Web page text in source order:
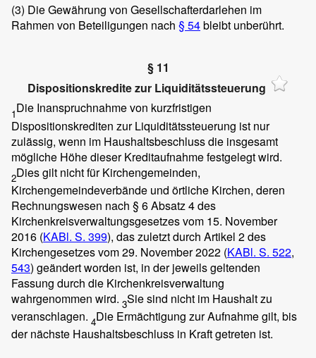
(3) Die Gewährung von Gesellschafterdarlehen im
Rahmen von Beteiligungen nach § 54bleibt unberührt.
§ 11
Dispositionskredite zur Liquiditätssteuerung
1Die Inanspruchnahme von kurzfristigen
Dispositionskrediten zur Liquiditätssteuerung ist nur
zulässig, wenn im Haushaltsbeschluss die insgesamt
mögliche Höhe dieser Kreditaufnahme festgelegt wird.
2Dies gilt nicht für Kirchengemeinden,
Kirchengemeindeverbände und örtliche Kirchen, deren
Rechnungswesen nach § 6 Absatz 4 des
Kirchenkreisverwaltungsgesetzes vom 15. November
2016 (KABl. S. 399), das zuletzt durch Artikel 2 des
Kirchengesetzes vom 29. November 2022 (KABl. S. 522,
543) geändert worden ist, in der jeweils geltenden
Fassung durch die Kirchenkreisverwaltung
wahrgenommen wird. 3Sie sind nicht im Haushalt zu
veranschlagen. 4Die Ermächtigung zur Aufnahme gilt, bis
der nächste Haushaltsbeschluss in Kraft getreten ist.